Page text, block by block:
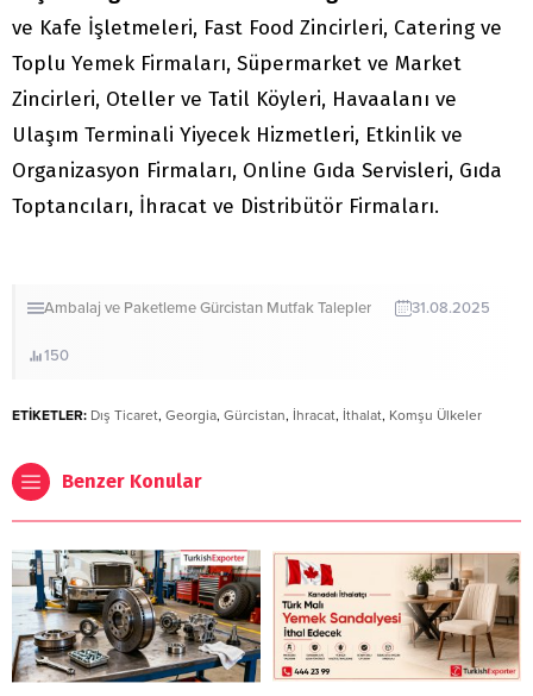
ve Kafe İşletmeleri, Fast Food Zincirleri, Catering ve
Toplu Yemek Firmaları, Süpermarket ve Market
Zincirleri, Oteller ve Tatil Köyleri, Havaalanı ve
Ulaşım Terminali Yiyecek Hizmetleri, Etkinlik ve
Organizasyon Firmaları, Online Gıda Servisleri, Gıda
Toptancıları, İhracat ve Distribütör Firmaları.
Ambalaj ve PaketlemeGürcistan MutfakTalepler 31.08.2025
150
ETİKETLER: Dış Ticaret, Georgia, Gürcistan, İhracat, İthalat, Komşu Ülkeler
Benzer Konular